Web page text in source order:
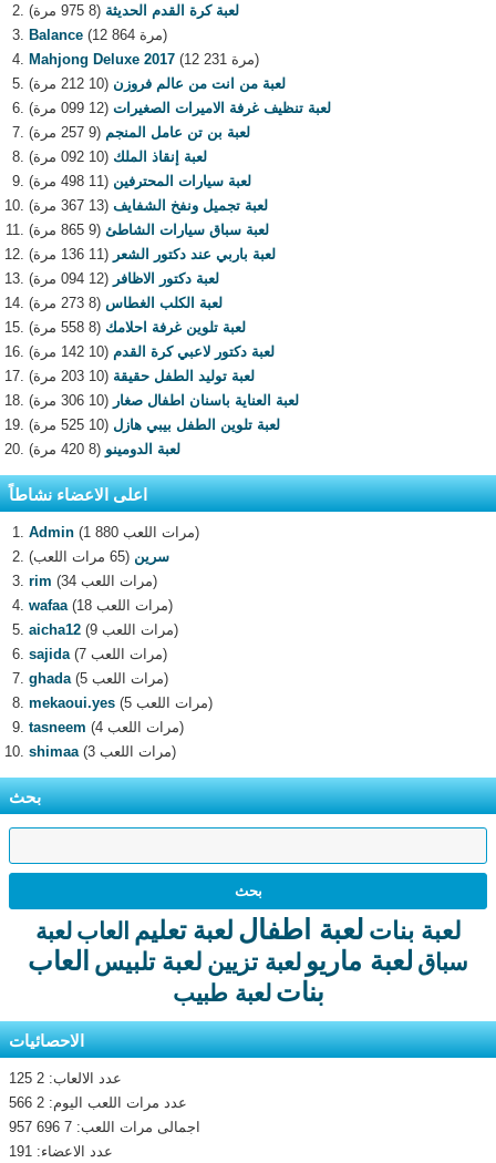
لعبة كرة القدم الحديثة (8 975 مرة)
Balance
(12 864 مرة)
Mahjong Deluxe 2017
(12 231 مرة)
لعبة من انت من عالم فروزن (10 212 مرة)
لعبة تنظيف غرفة الاميرات الصغيرات (12 099 مرة)
لعبة بن تن عامل المنجم (9 257 مرة)
لعبة إنقاذ الملك (10 092 مرة)
لعبة سيارات المحترفين (11 498 مرة)
لعبة تجميل ونفخ الشفايف (13 367 مرة)
لعبة سباق سيارات الشاطئ (9 865 مرة)
لعبة باربي عند دكتور الشعر (11 136 مرة)
لعبة دكتور الاظافر (12 094 مرة)
لعبة الكلب الغطاس (8 273 مرة)
لعبة تلوين غرفة احلامك (8 558 مرة)
لعبة دكتور لاعبي كرة القدم (10 142 مرة)
لعبة توليد الطفل حقيقة (10 203 مرة)
لعبة العناية باسنان اطفال صغار (10 306 مرة)
لعبة تلوين الطفل بيبي هازل (10 525 مرة)
لعبة الدومينو (8 420 مرة)
اعلى الاعضاء نشاطاً
Admin
(1 880 مرات اللعب)
سرين (65 مرات اللعب)
rim
(34 مرات اللعب)
wafaa
(18 مرات اللعب)
aicha12
(9 مرات اللعب)
sajida
(7 مرات اللعب)
ghada
(5 مرات اللعب)
mekaoui.yes
(5 مرات اللعب)
tasneem
(4 مرات اللعب)
shimaa
(3 مرات اللعب)
بحث
لعبة بنات لعبة اطفال لعبة تعليم العاب لعبة
سباق لعبة ماريو لعبة تزيين لعبة تلبيس العاب
بنات لعبة طبيب
الاحصائيات
عدد الالعاب: 2 125
عدد مرات اللعب اليوم: 2 566
اجمالى مرات اللعب: 7 696 957
عدد الاعضاء: 191